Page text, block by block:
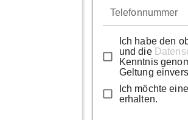
Telefonnummer
Ich habe den
und die
Kenntnis
Geltung
Ich möchte
erhalten.